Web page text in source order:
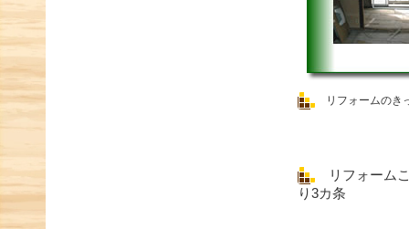
リフォームのき
リフォーム
り3カ条